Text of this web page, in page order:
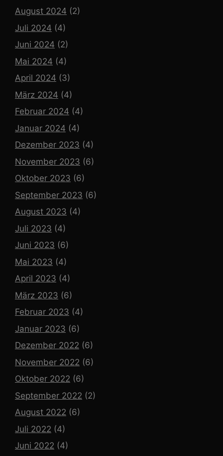
August 2024 (2)
Juli 2024 (4)
Juni 2024 (2)
Mai 2024 (4)
April 2024 (3)
März 2024 (4)
Februar 2024 (4)
Januar 2024 (4)
Dezember 2023 (4)
November 2023 (6)
Oktober 2023 (6)
September 2023 (6)
August 2023 (4)
Juli 2023 (4)
Juni 2023 (6)
Mai 2023 (4)
April 2023 (4)
März 2023 (6)
Februar 2023 (4)
Januar 2023 (6)
Dezember 2022 (6)
November 2022 (6)
Oktober 2022 (6)
September 2022 (2)
August 2022 (6)
Juli 2022 (4)
Juni 2022 (4)